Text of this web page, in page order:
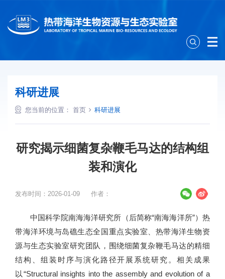
科研进展
您当前的位置： 首页 科研进展
研究揭示细菌复杂鞭毛马达的结构组
装和演化
发布时间：2026-01-09 作者：
中国科学院南海海洋研究所（后简称“南海海洋所”）热
带海洋环境与岛礁生态全国重点实验室、热带海洋生物资
源与生态实验室研究团队，围绕细菌复杂鞭毛马达的精细
结构、组装时序与演化路径开展系统研究。相关成果
以“Structural insights into the assembly and evolution of a